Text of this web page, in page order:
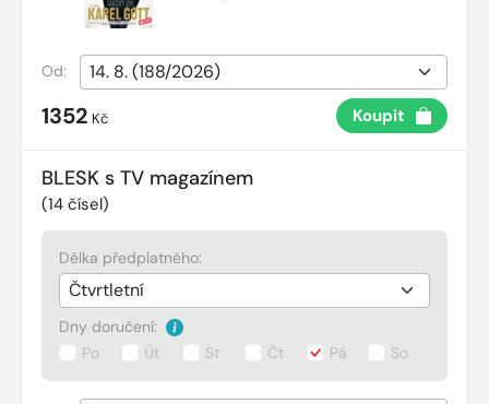
Od:
1352 Kč Koupit
BLESK s TV magazínem
(14 čísel)
Délka předplatného:
Dny doručení:
Po
Út St Čt Pá So